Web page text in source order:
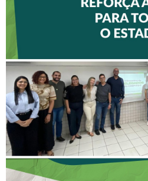
DELEGADOS
AÇÕES